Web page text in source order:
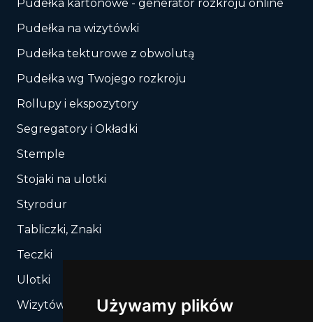
Używamy plików
Pudełka kartonowe - generator rozkroju online
Pudełka na wizytówki
Pudełka tekturowe z obwolutą
Pudełka wg Twojego rozkroju
Rollupy i ekspozytory
Segregatory i Okładki
Stemple
Stojaki na ulotki
Styrodur
Tabliczki, Znaki
Teczki
Ulotki
Wizytówki